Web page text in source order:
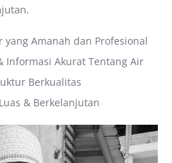
Amanah dan Profesional
Informasi Akurat Tentang Air
Berkualitas
& Berkelanjutan